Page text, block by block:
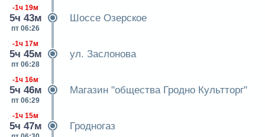
-1ч 19м
5ч 43м
пт 06:26
Шоссе Озерское
-1ч 17м
5ч 45м
пт 06:28
ул. Заслонова
-1ч 16м
5ч 46м
пт 06:29
Магазин "общества Гродно Культторг"
-1ч 15м
5ч 47м Гродногаз